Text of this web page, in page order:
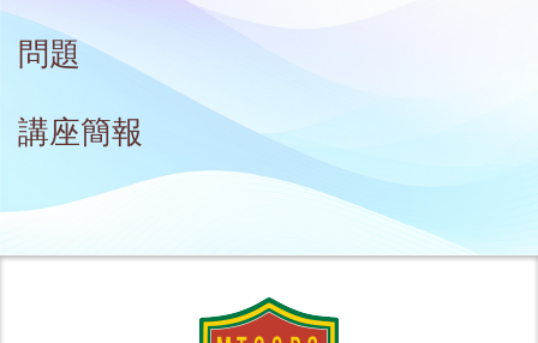
問題
講座簡報